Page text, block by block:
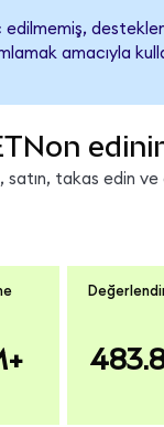
amacıyla
satın, takas edin